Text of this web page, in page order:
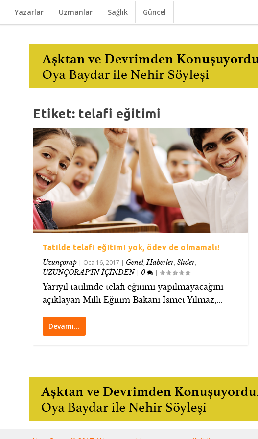
Yazarlar Uzmanlar Sağlık Güncel
Etiket: telafi eğitimi
Tatilde telafi eğitimi yok, ödev de olmamalı!
Uzunçorap
Oca 16, 2017 Genel,Haberler,Slider,
UZUNÇORAP’IN İÇİNDEN 0 |
Yarıyıl tatilinde telafi eğitimi yapılmayacağını
açıklayan Milli Eğitim Bakanı İsmet Yılmaz,...
Devamı…